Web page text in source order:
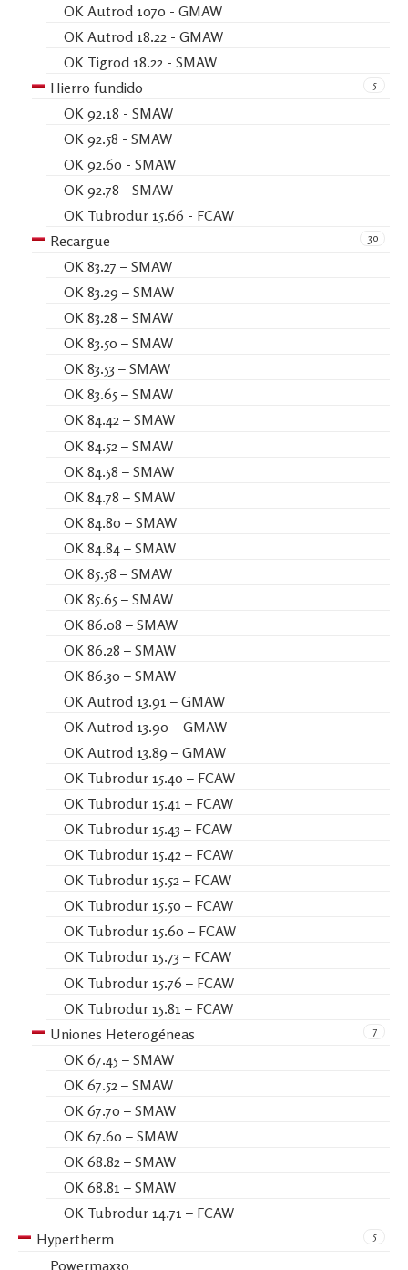
OK Autrod 1070 - GMAW
OK Autrod 18.22 - GMAW
OK Tigrod 18.22 - SMAW
5
Hierro fundido
OK 92.18 - SMAW
OK 92.58 - SMAW
OK 92.60 - SMAW
OK 92.78 - SMAW
OK Tubrodur 15.66 - FCAW
30
Recargue
OK 83.27 – SMAW
OK 83.29 – SMAW
OK 83.28 – SMAW
OK 83.50 – SMAW
OK 83.53 – SMAW
OK 83.65 – SMAW
OK 84.42 – SMAW
OK 84.52 – SMAW
OK 84.58 – SMAW
OK 84.78 – SMAW
OK 84.80 – SMAW
OK 84.84 – SMAW
OK 85.58 – SMAW
OK 85.65 – SMAW
OK 86.08 – SMAW
OK 86.28 – SMAW
OK 86.30 – SMAW
OK Autrod 13.91 – GMAW
OK Autrod 13.90 – GMAW
OK Autrod 13.89 – GMAW
OK Tubrodur 15.40 – FCAW
OK Tubrodur 15.41 – FCAW
OK Tubrodur 15.43 – FCAW
OK Tubrodur 15.42 – FCAW
OK Tubrodur 15.52 – FCAW
OK Tubrodur 15.50 – FCAW
OK Tubrodur 15.60 – FCAW
OK Tubrodur 15.73 – FCAW
OK Tubrodur 15.76 – FCAW
OK Tubrodur 15.81 – FCAW
7
Uniones Heterogéneas
OK 67.45 – SMAW
OK 67.52 – SMAW
OK 67.70 – SMAW
OK 67.60 – SMAW
OK 68.82 – SMAW
OK 68.81 – SMAW
OK Tubrodur 14.71 – FCAW
5
Hypertherm
Powermax30